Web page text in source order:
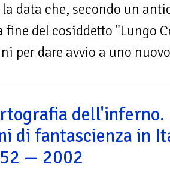
data che, secondo un
fine del cosiddetto "Lungo
per dare avvio a uno
dell'inferno.
di fantascienza in
— 2002